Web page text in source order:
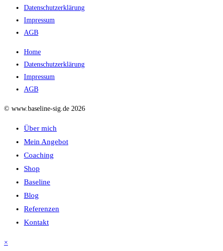
Datenschutzerklärung
Impressum
AGB
Home
Datenschutzerklärung
Impressum
AGB
© www.baseline-sig.de 2026
Über mich
Mein Angebot
Coaching
Shop
Baseline
Blog
Referenzen
Kontakt
×